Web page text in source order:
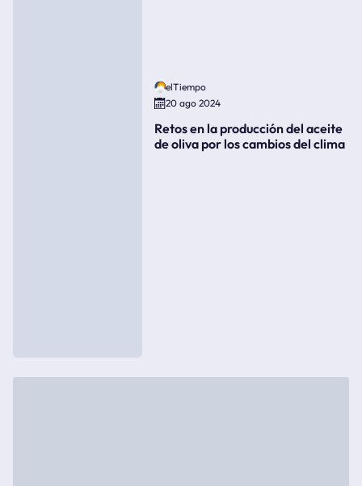
elTiempo
20 ago 2024
Retos en la producción del aceite
de oliva por los cambios del clima